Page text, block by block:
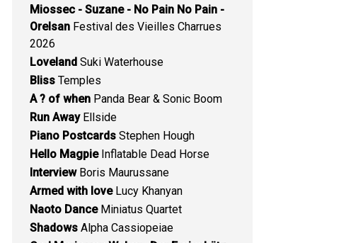
Miossec - Suzane - No Pain No Pain -
Orelsan Festival des Vieilles Charrues
2026
Loveland Suki Waterhouse
Bliss Temples
A ? of when Panda Bear & Sonic Boom
Run AwayEllside
Piano Postcards Stephen Hough
Hello MagpieInflatable Dead Horse
InterviewBoris Maurussane
Armed with loveLucy Khanyan
Naoto DanceMiniatus Quartet
Shadows Alpha Cassiopeiae